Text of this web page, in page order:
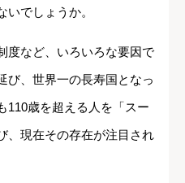
でしょうか。
度など、いろいろな要因で
び、世界一の長寿国となっ
110歳を超える人を「スー
、現在その存在が注目され